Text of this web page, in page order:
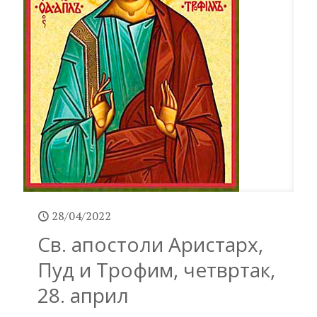
28/04/2022
Св. апостоли Аристарх,
Пуд и Трофим, четвртак,
28. април